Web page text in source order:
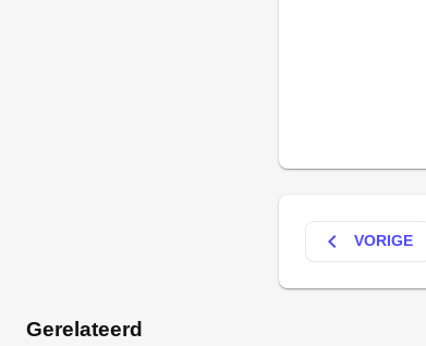
keyboard_arrow_left VORIGE
Gerelateerd